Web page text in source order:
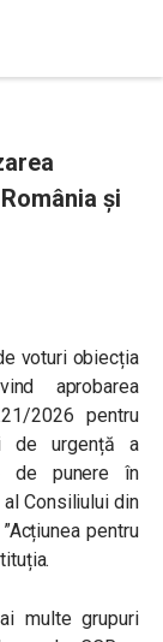
și
voturi obiecția
aprobarea
2026 pentru
de urgență a
de punere în
Consiliului din
pentru
multe grupuri